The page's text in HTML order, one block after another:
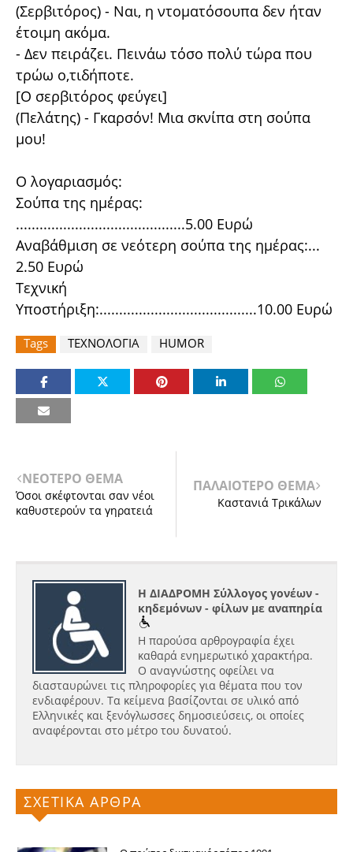
(Σερβιτόρος) - Ναι, η ντοματόσουπα δεν ήταν
έτοιμη ακόμα.
- Δεν πειράζει. Πεινάω τόσο πολύ τώρα που
τρώω ο,τιδήποτε.
[Ο σερβιτόρος φεύγει]
(Πελάτης) - Γκαρσόν! Μια σκνίπα στη σούπα
μου!
Ο λογαριασμός:
Σούπα της ημέρας:
...........................................5.00 Ευρώ
Αναβάθμιση σε νεότερη σούπα της ημέρας:...
2.50 Ευρώ
Τεχνική
Υποστήριξη:........................................10.00 Ευρώ
Tags ΤΕΧΝΟΛΟΓΙΑ HUMOR
ΝΕΟΤΕΡΟ ΘΕΜΑ
Όσοι σκέφτονται σαν νέοι
καθυστερούν τα γηρατειά
ΠΑΛΑΙΟΤΕΡΟ ΘΕΜΑ
Καστανιά Τρικάλων
Η ΔΙΑΔΡΟΜΗ Σύλλογος γονέων -
κηδεμόνων - φίλων με αναπηρία
Η παρούσα αρθρογραφία έχει
καθαρά ενημερωτικό χαρακτήρα.
Ο αναγνώστης οφείλει να
διασταυρώνει τις πληροφορίες για θέματα που τον
ενδιαφέρουν. Τα κείμενα βασίζονται σε υλικό από
Ελληνικές και ξενόγλωσσες δημοσιεύσεις, οι οποίες
αναφέρονται στο μέτρο του δυνατού.
ΣΧΕΤΙΚΑ ΑΡΘΡΑ